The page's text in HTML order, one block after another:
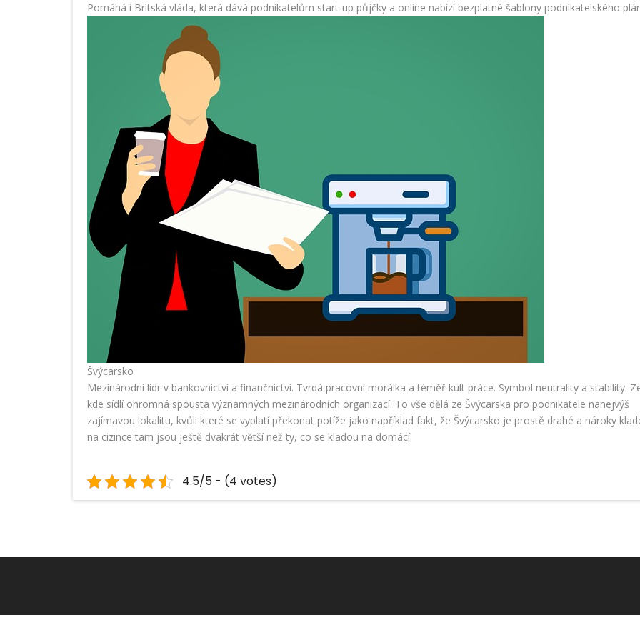
Pomáhá i Britská vláda, která dává podnikatelům start-up půjčky a online nabízí bezplatné šablony podnikatelského
Švýcarsko
Mezinárodní lídr v bankovnictví a finančnictví. Tvrdá pracovní morálka a téměř kult práce. Symbol neutrality a stability.
kde sídlí ohromná spousta významných mezinárodních organizací. To vše dělá ze Švýcarska pro podnikatele nanejvýš
zajímavou lokalitu, kvůli které se vyplatí překonat potíže jako například fakt, že Švýcarsko je prostě drahé a nároky
na cizince tam jsou ještě dvakrát větší než ty, co se kladou na domácí.
4.5/5 - (4 votes)